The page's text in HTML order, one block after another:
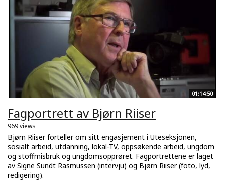
01:14:50
Fagportrett av Bjørn Riiser
969 views
Bjørn Riiser forteller om sitt engasjement i Uteseksjonen,
sosialt arbeid, utdanning, lokal-TV, oppsøkende arbeid, ungdom
og stoffmisbruk og ungdomsopprøret. Fagportrettene er laget
av Signe Sundt Rasmussen (intervju) og Bjørn Riiser (foto, lyd,
redigering).